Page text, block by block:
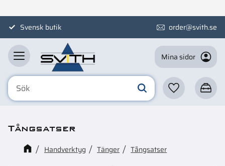
MenySvensk butik order@svith.se
Mina sidor
Favoriter
Tångsatser
Handverktyg
Tänger Tångsatser